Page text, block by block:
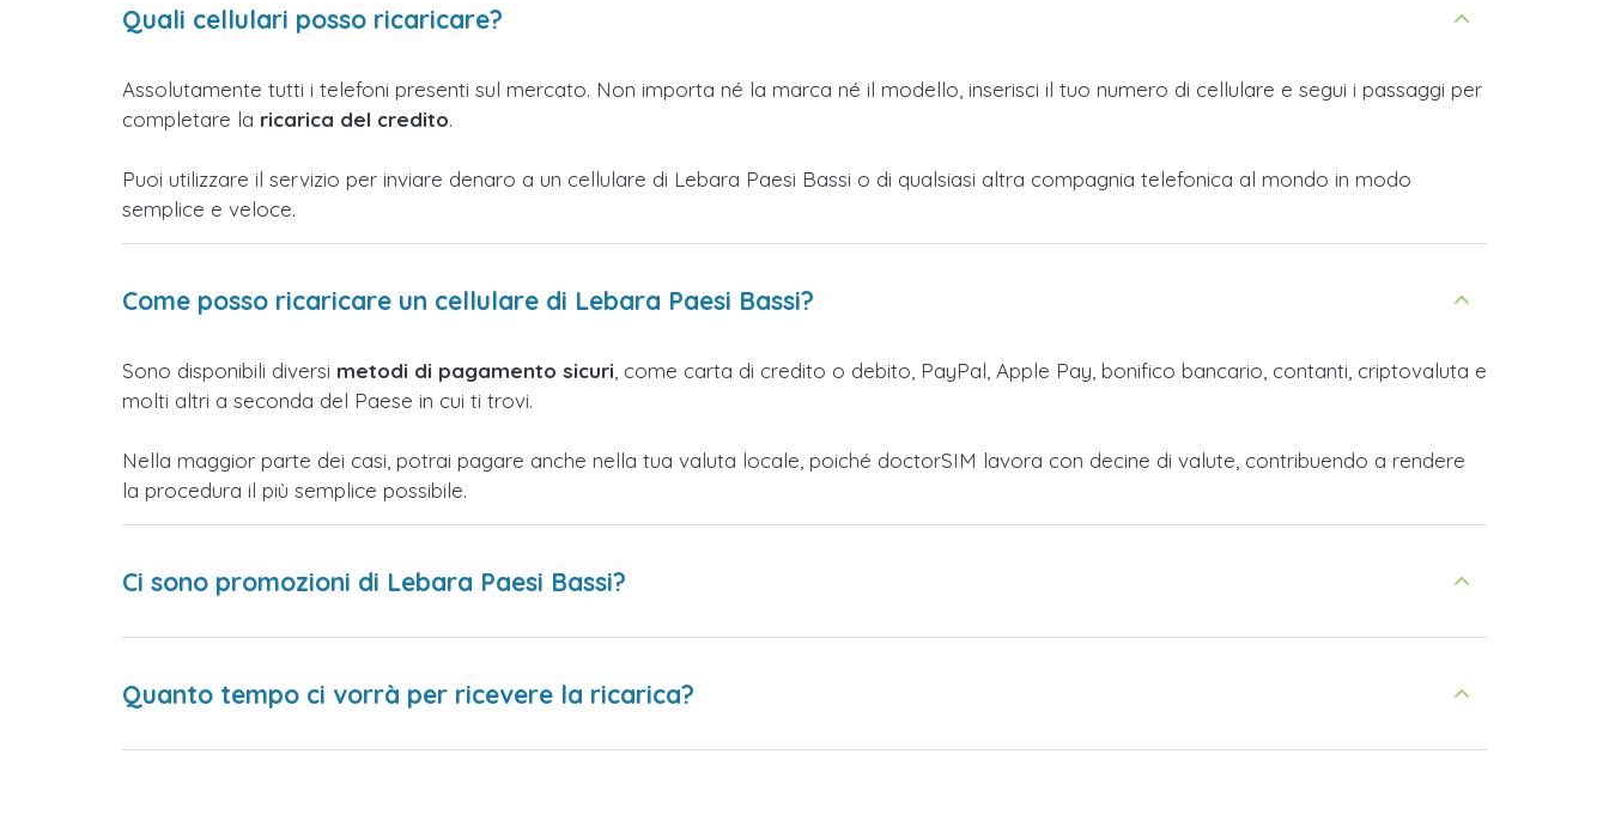
Quali cellulari posso ricaricare?
Assolutamente tutti i telefoni presenti sul mercato. Non importa né la marca né il modello, inserisci il tuo numero di cellulare e segui i passaggi per
completare la ricarica del credito.
Puoi utilizzare il servizio per inviare denaro a un cellulare di Lebara Paesi Bassi o di qualsiasi altra compagnia telefonica al mondo in modo
semplice e veloce.
Come posso ricaricare un cellulare di Lebara Paesi Bassi?
Sono disponibili diversi metodi di pagamento sicuri , come carta di credito o debito, PayPal, Apple Pay, bonifico bancario, contanti, criptovaluta e
molti altri a seconda del Paese in cui ti trovi.
Nella maggior parte dei casi, potrai pagare anche nella tua valuta locale, poiché doctorSIM lavora con decine di valute, contribuendo a rendere
la procedura il più semplice possibile.
Ci sono promozioni di Lebara Paesi Bassi?
Quanto tempo ci vorrà per ricevere la ricarica?